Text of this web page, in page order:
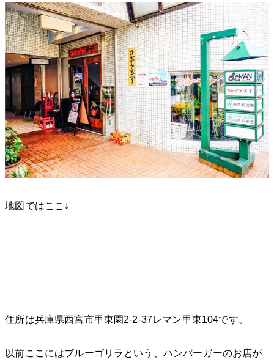
地図ではここ↓
住所は兵庫県西宮市甲東園2-2-37レマン甲東104です。
以前ここにはブルーゴリラという、ハンバーガーのお店が